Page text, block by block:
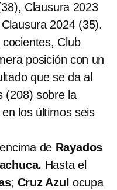
Clausura 2023
2024 (35).
Club
posición con un
que se da al
(208) sobre la
los últimos seis
de Rayados
Hasta el
; Cruz Azul ocupa